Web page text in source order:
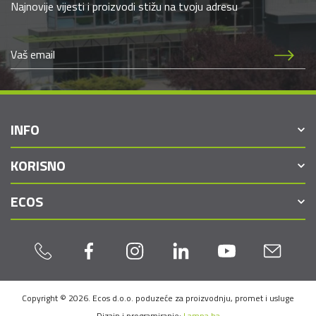
Najnovije vijesti i proizvodi stižu na tvoju adresu
INFO
KORISNO
ECOS
Copyright © 2026. Ecos d.o.o. poduzeće za proizvodnju, promet i usluge